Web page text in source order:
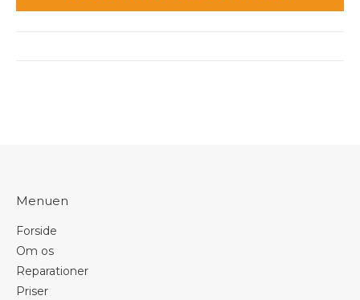
Menuen
Forside
Om os
Reparationer
Priser